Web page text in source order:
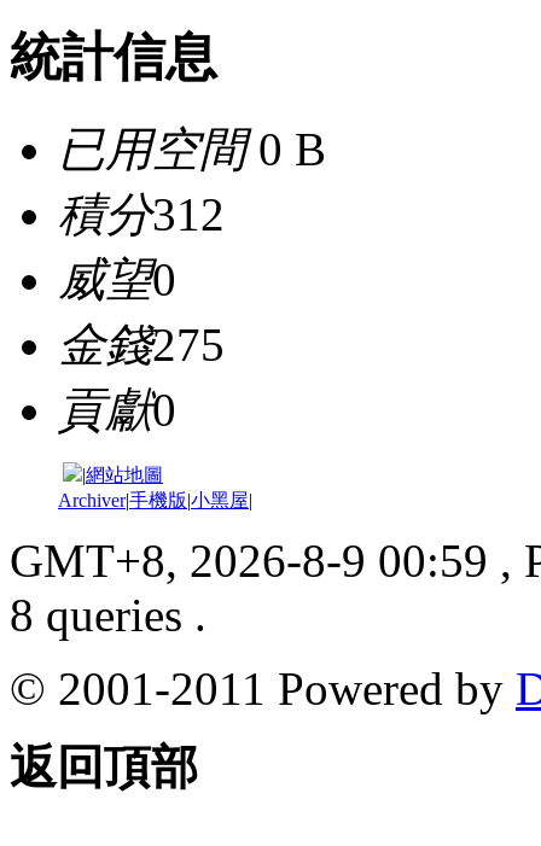
統計信息
已用空間0 B
積分312
威望0
金錢275
貢獻0
|網站地圖
Archiver|手機版|小黑屋|
GMT+8, 2026-8-9 00:59 ,
8 queries .
© 2001-2011 Powered by
返回頂部